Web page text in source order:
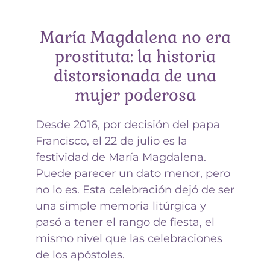
María Magdalena no era
prostituta: la historia
distorsionada de una
mujer poderosa
Desde 2016, por decisión del papa
Francisco, el 22 de julio es la
festividad de María Magdalena.
Puede parecer un dato menor, pero
no lo es. Esta celebración dejó de ser
una simple memoria litúrgica y
pasó a tener el rango de fiesta, el
mismo nivel que las celebraciones
de los apóstoles.